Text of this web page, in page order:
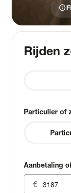
info
Rijden
Particulier of
Aanbetaling